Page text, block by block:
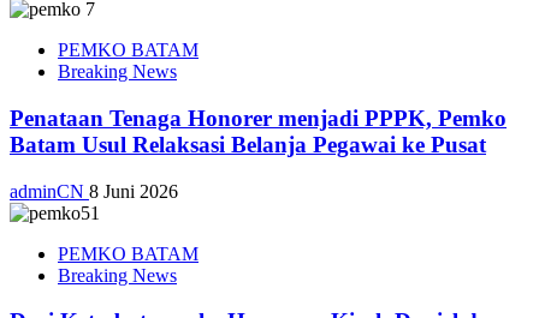
PEMKO BATAM
Breaking News
Penataan Tenaga Honorer menjadi PPPK, Pemko
Batam Usul Relaksasi Belanja Pegawai ke Pusat
adminCN 8 Juni 2026
PEMKO BATAM
Breaking News